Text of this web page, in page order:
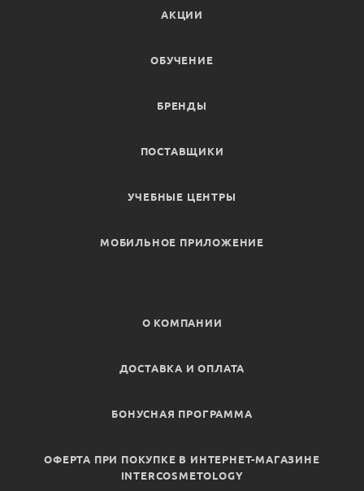
АКЦИИ
ОБУЧЕНИЕ
БРЕНДЫ
ПОСТАВЩИКИ
УЧЕБНЫЕ ЦЕНТРЫ
МОБИЛЬНОЕ ПРИЛОЖЕНИЕ
О КОМПАНИИ
ДОСТАВКА И ОПЛАТА
БОНУСНАЯ ПРОГРАММА
ОФЕРТА ПРИ ПОКУПКЕ В ИНТЕРНЕТ-МАГАЗИНЕ
INTERCOSMETOLOGY